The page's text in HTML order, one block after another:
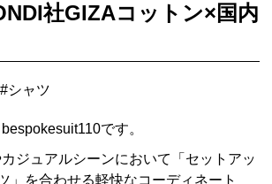
社GIZAコットン×国内
#シャツ
です。
ジュアルシーンにおいて「セットアッ
」を合わせる軽快なコーディネート